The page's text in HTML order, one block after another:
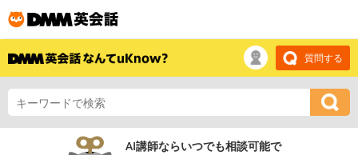
質問する
AI講師ならいつでも相談可能で